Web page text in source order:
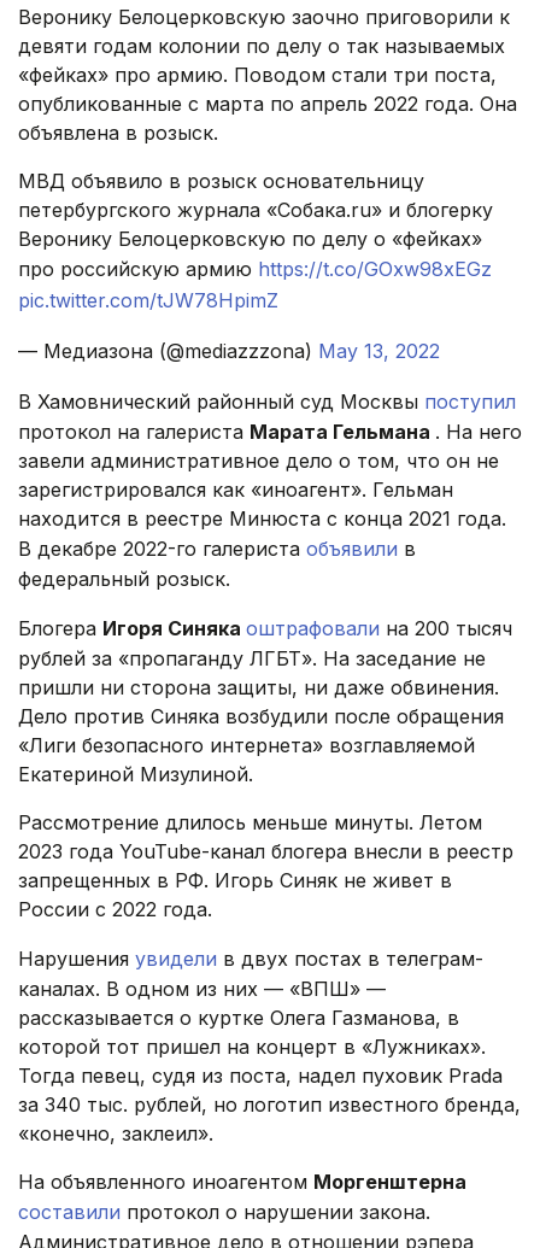
Веронику Белоцерковскую заочно приговорили к
девяти годам колонии по делу о так называемых
«фейках» про армию. Поводом стали три поста,
опубликованные с марта по апрель 2022 года. Она
объявлена в розыск.
МВД объявило в розыск основательницу
петербургского журнала «Собака.ru» и блогерку
Веронику Белоцерковскую по делу о «фейках»
про российскую армию https://t.co/GOxw98xEGz
pic.twitter.com/tJW78HpimZ
— Медиазона (@mediazzzona) May 13, 2022
В Хамовнический районный суд Москвы поступил
протокол на галериста Марата Гельмана . На него
завели административное дело о том, что он не
зарегистрировался как «иноагент». Гельман
находится в реестре Минюста с конца 2021 года.
В декабре 2022-го галериста объявили в
федеральный розыск.
Блогера Игоря Синяка оштрафовали на 200 тысяч
рублей за «пропаганду ЛГБТ». На заседание не
пришли ни сторона защиты, ни даже обвинения.
Дело против Синяка возбудили после обращения
«Лиги безопасного интернета» возглавляемой
Екатериной Мизулиной.
Рассмотрение длилось меньше минуты. Летом
2023 года YouTube-канал блогера внесли в реестр
запрещенных в РФ. Игорь Синяк не живет в
России с 2022 года.
Нарушения увидели в двух постах в телеграм-
каналах. В одном из них — «ВПШ» —
рассказывается о куртке Олега Газманова, в
которой тот пришел на концерт в «Лужниках».
Тогда певец, судя из поста, надел пуховик Prada
за 340 тыс. рублей, но логотип известного бренда,
«конечно, заклеил».
На объявленного иноагентом Моргенштерна
составили протокол о нарушении закона.
Административное дело в отношении рэпера